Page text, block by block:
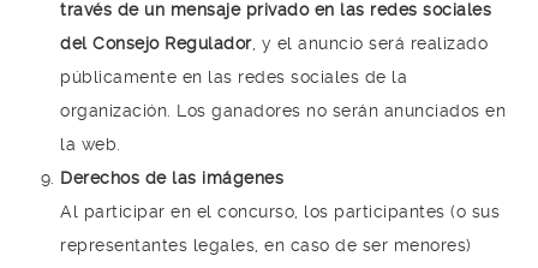
través de un mensaje privado en las redes sociales
del Consejo Regulador, y el anuncio será realizado
públicamente en las redes sociales de la
organización. Los ganadores no serán anunciados en
la web.
Derechos de las imágenes
Al participar en el concurso, los participantes (o sus
representantes legales, en caso de ser menores)